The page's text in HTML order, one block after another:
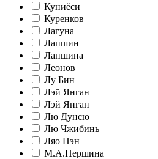
Куниёси
Куренков
Лагуна
Лапшин
Лапшина
Леонов
Лу Бин
Лэй Янган
Лэй Янган
Лю Дунсю
Лю Чжибинь
Ляо Пэн
М.А.Першина